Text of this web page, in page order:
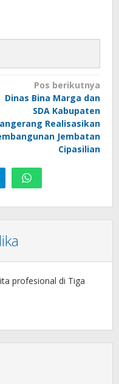
Pos berikutnya
Dinas Bina Marga dan
SDA Kabupaten
Realisasikan
Jembatan
Cipasilian
profesional di Tiga